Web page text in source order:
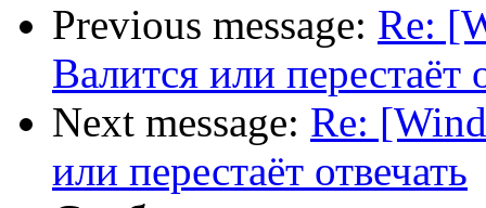
Previous message: Re:
Валится или перестаёт
Next message: Re:
или перестаёт отвечать